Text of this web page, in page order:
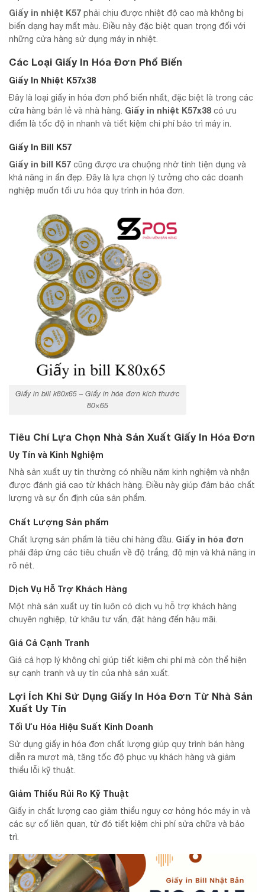
Giấy in nhiệt K57 phải chịu được nhiệt độ cao mà không bị
biến dạng hay mất màu. Điều này đặc biệt quan trọng đối với
những cửa hàng sử dụng máy in nhiệt.
Các Loại Giấy In Hóa Đơn Phổ Biến
Giấy In Nhiệt K57x38
Đây là loại giấy in hóa đơn phổ biến nhất, đặc biệt là trong các
cửa hàng bán lẻ và nhà hàng. Giấy in nhiệt K57x38 có ưu
điểm là tốc độ in nhanh và tiết kiệm chi phí bảo trì máy in.
Giấy In Bill K57
Giấy in bill K57 cũng được ưa chuộng nhờ tính tiện dụng và
khả năng in ấn đẹp. Đây là lựa chọn lý tưởng cho các doanh
nghiệp muốn tối ưu hóa quy trình in hóa đơn.
Giấy in bill k80x65 – Giấy in hóa đơn kích thước
80×65
Tiêu Chí Lựa Chọn Nhà Sản Xuất Giấy In Hóa Đơn
Uy Tín và Kinh Nghiệm
Nhà sản xuất uy tín thường có nhiều năm kinh nghiệm và nhận
được đánh giá cao từ khách hàng. Điều này giúp đảm bảo chất
lượng và sự ổn định của sản phẩm.
Chất Lượng Sản phẩm
Chất lượng sản phẩm là tiêu chí hàng đầu. Giấy in hóa đơn
phải đáp ứng các tiêu chuẩn về độ trắng, độ mịn và khả năng in
rõ nét.
Dịch Vụ Hỗ Trợ Khách Hàng
Một nhà sản xuất uy tín luôn có dịch vụ hỗ trợ khách hàng
chuyên nghiệp, từ khâu tư vấn, đặt hàng đến hậu mãi.
Giá Cả Cạnh Tranh
Giá cả hợp lý không chỉ giúp tiết kiệm chi phí mà còn thể hiện
sự cạnh tranh và uy tín của nhà sản xuất.
Lợi Ích Khi Sử Dụng Giấy In Hóa Đơn Từ Nhà Sản
Xuất Uy Tín
Tối Ưu Hóa Hiệu Suất Kinh Doanh
Sử dụng giấy in hóa đơn chất lượng giúp quy trình bán hàng
diễn ra mượt mà, tăng tốc độ phục vụ khách hàng và giảm
thiểu lỗi kỹ thuật.
Giảm Thiểu Rủi Ro Kỹ Thuật
Giấy in chất lượng cao giảm thiểu nguy cơ hỏng hóc máy in và
các sự cố liên quan, từ đó tiết kiệm chi phí sửa chữa và bảo
trì.